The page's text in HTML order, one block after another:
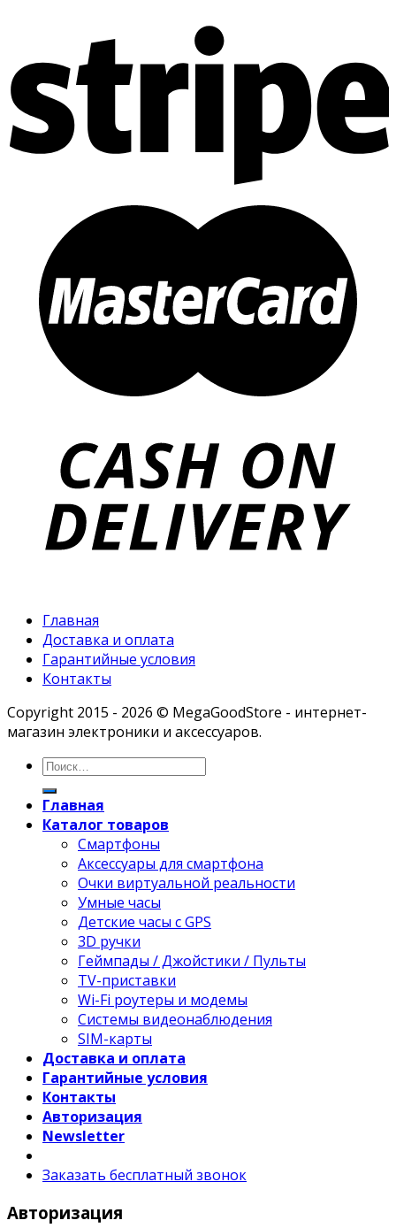
Главная
Доставка и оплата
Гарантийные условия
Контакты
Copyright 2015 - 2026 © MegaGoodStore - интернет-
магазин электроники и аксессуаров.
Главная
Каталог товаров
Смартфоны
Аксессуары для смартфона
Очки виртуальной реальности
Умные часы
Детские часы с GPS
3D ручки
Геймпады / Джойстики / Пульты
TV-приставки
Wi-Fi роутеры и модемы
Системы видеонаблюдения
SIM-карты
Доставка и оплата
Гарантийные условия
Контакты
Авторизация
Newsletter
Заказать бесплатный звонок
Авторизация